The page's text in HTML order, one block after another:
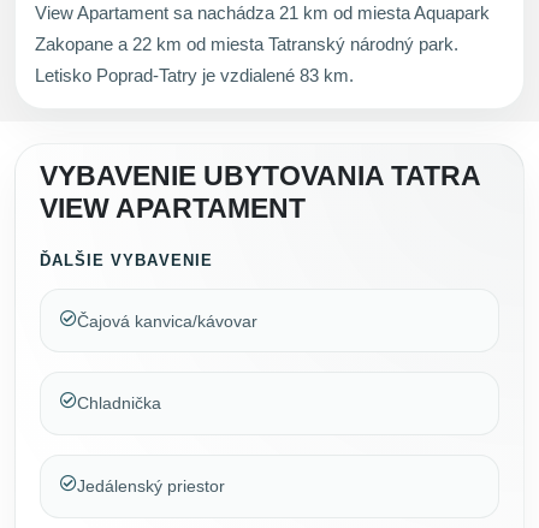
View Apartament sa nachádza 21 km od miesta Aquapark
Zakopane a 22 km od miesta Tatranský národný park.
Letisko Poprad-Tatry je vzdialené 83 km.
VYBAVENIE UBYTOVANIA TATRA
VIEW APARTAMENT
ĎALŠIE VYBAVENIE
Čajová kanvica/kávovar
Chladnička
Jedálenský priestor